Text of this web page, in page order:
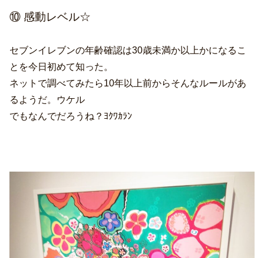
⑩ 感動レベル☆
セブンイレブンの年齢確認は30歳未満か以上かになるこ
とを今日初めて知った。
ネットで調べてみたら10年以上前からそんなルールがあ
るようだ。ウケル
でもなんでだろうね？ﾖｸﾜｶﾗﾝ